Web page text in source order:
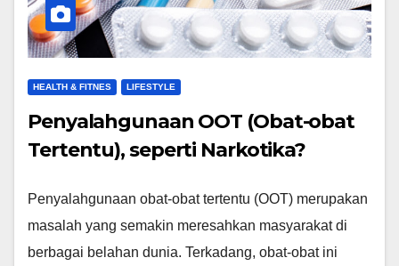
HEALTH & FITNES LIFESTYLE
Penyalahgunaan OOT (Obat-obat
Tertentu), seperti Narkotika?
Penyalahgunaan obat-obat tertentu (OOT) merupakan
masalah yang semakin meresahkan masyarakat di
berbagai belahan dunia. Terkadang, obat-obat ini